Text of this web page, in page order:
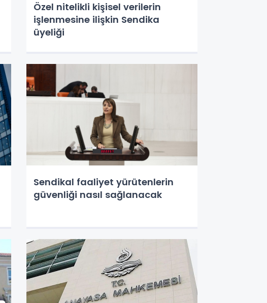
Özel nitelikli kişisel verilerin
işlenmesine ilişkin Sendika
üyeliği
Sendikal faaliyet yürütenlerin
güvenliği nasıl sağlanacak